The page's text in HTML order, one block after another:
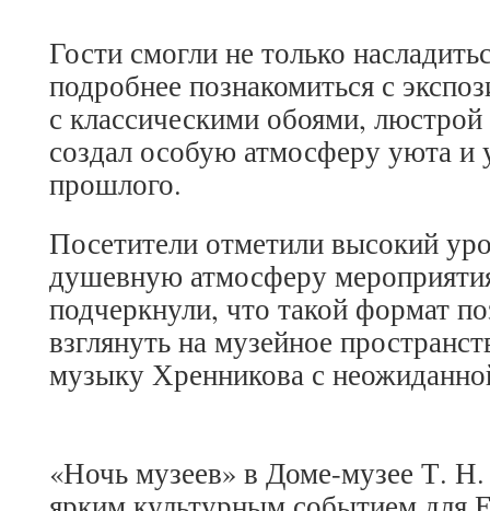
Гости смогли не только
подробнее познакомиться с
с классическими обоями,
создал особую атмосферу уюта и
прошлого.
Посетители отметили высокий
душевную атмосферу
подчеркнули, что такой формат
взглянуть на музейное
музыку Хренникова с
«Ночь музеев» в Доме-музее Т. Н.